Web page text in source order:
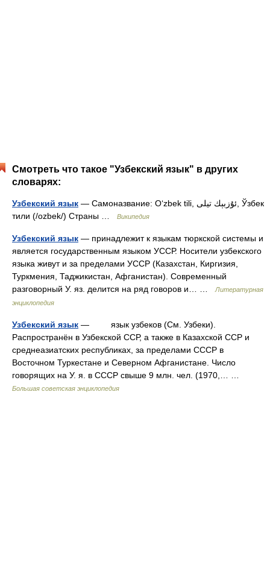
Смотреть что такое "Узбекский язык" в других
словарях:
Узбекский язык — Самоназвание: O‘zbek tili, ئۇزبېك تیلى, Ўзбек
тили (/ozbek/) Страны …
Википедия
Узбекский язык — принадлежит к языкам тюркской системы и
является государственным языком УССР. Носители узбекского
языка живут и за пределами УССР (Казахстан, Киргизия,
Туркмения, Таджикистан, Афганистан). Современный
разговорный У. яз. делится на ряд говоров и… …
Литературная
энциклопедия
Узбекский язык — язык узбеков (См. Узбеки).
Распространён в Узбекской ССР, а также в Казахской ССР и
среднеазиатских республиках, за пределами СССР в
Восточном Туркестане и Северном Афганистане. Число
говорящих на У. я. в СССР свыше 9 млн. чел. (1970,… …
Большая советская энциклопедия